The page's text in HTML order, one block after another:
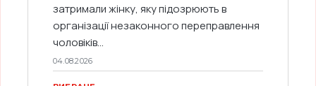
затримали жінку, яку підозрюють в
організації незаконного переправлення
чоловіків...
04.08.2026